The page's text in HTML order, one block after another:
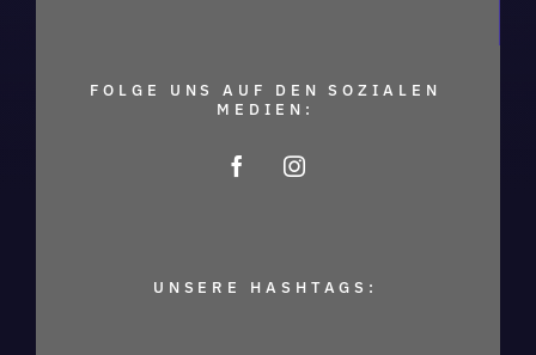
FOLGE UNS AUF DEN SOZIALEN
MEDIEN:
UNSERE HASHTAGS: